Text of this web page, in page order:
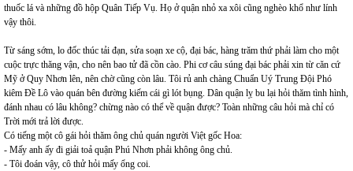
thuốc lá và những đồ hộp Quân Tiếp Vụ. Họ ở quận nhỏ xa xôi cũng nghèo khổ như lính
vậy thôi.
Từ sáng sớm, lo đốc thúc tải đạn, sửa soạn xe cộ, đại bác, hàng trăm thứ phải làm cho một
cuộc trực thăng vận, cho nên bao tử đã cồn cào. Phi cơ câu súng đại bác phải xin từ căn cứ
Mỹ ở Quy Nhơn lên, nên chờ cũng còn lâu. Tôi rủ anh chàng Chuẩn Uý Trung Đội Phó
kiêm Đề Lô vào quán bên đường kiếm cái gì lót bụng. Dân quận lỵ bu lại hỏi thăm tình hình,
đánh nhau có lâu không? chừng nào có thể về quận được? Toàn những câu hỏi mà chỉ có
Trời mới trả lời được.
Có tiếng một cô gái hỏi thăm ông chủ quán người Việt gốc Hoa:
- Mấy anh ấy đi giải toả quận Phú Nhơn phải không ông chủ.
- Tôi đoán vậy, cô thử hỏi mấy ổng coi.